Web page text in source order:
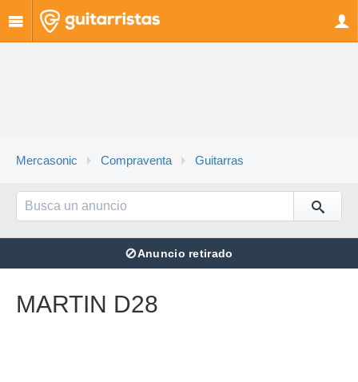
Mercasonic Compraventa Guitarras
⊘Anuncio retirado
MARTIN D28